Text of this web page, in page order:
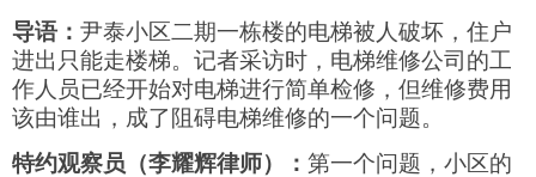
导语： 尹泰小区二期一栋楼的电梯被人破坏，住户
进出只能走楼梯。记者采访时，电梯维修公司的工
作人员已经开始对电梯进行简单检修，但维修费用
该由谁出，成了阻碍电梯维修的一个问题。
特约观察员（李耀辉律师）： 第一个问题，小区的